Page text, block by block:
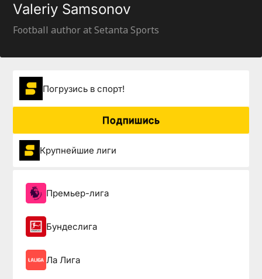
Valeriy Samsonov
Football author at Setanta Sports
Погрузиcь в спорт!
Подпишись
Крупнейшие лиги
Премьер-лига
Бундеслига
Ла Лига